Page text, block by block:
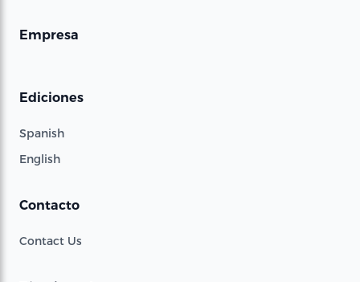
Empresa
Ediciones
Spanish
English
Contacto
Contact Us